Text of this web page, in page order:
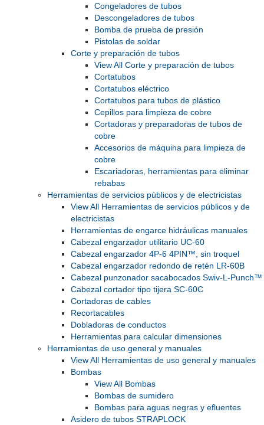
Congeladores de tubos
Descongeladores de tubos
Bomba de prueba de presión
Pistolas de soldar
Corte y preparación de tubos
View All Corte y preparación de tubos
Cortatubos
Cortatubos eléctrico
Cortatubos para tubos de plástico
Cepillos para limpieza de cobre
Cortadoras y preparadoras de tubos de
cobre
Accesorios de máquina para limpieza de
cobre
Escariadoras, herramientas para eliminar
rebabas
Herramientas de servicios públicos y de electricistas
View All Herramientas de servicios públicos y de
electricistas
Herramientas de engarce hidráulicas manuales
Cabezal engarzador utilitario UC-60
Cabezal engarzador 4P-6 4PIN™, sin troquel
Cabezal engarzador redondo de retén LR-60B
Cabezal punzonador sacabocados Swiv-L-Punch™
Cabezal cortador tipo tijera SC-60C
Cortadoras de cables
Recortacables
Dobladoras de conductos
Herramientas para calcular dimensiones
Herramientas de uso general y manuales
View All Herramientas de uso general y manuales
Bombas
View All Bombas
Bombas de sumidero
Bombas para aguas negras y efluentes
Asidero de tubos STRAPLOCK